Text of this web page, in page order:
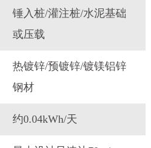
锤入桩/灌注桩/水泥基础
或压载
热镀锌/预镀锌/镀镁铝锌
钢材
约0.04kWh/天